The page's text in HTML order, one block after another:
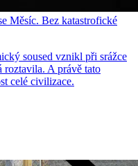
Měsíc. Bez katastrofické
soused vznikl při srážce
roztavila. A právě tato
celé civilizace.